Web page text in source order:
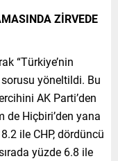
ZİRVEDE
“Türkiye’nin
yöneltildi. Bu
AK Parti’den
de Hiçbiri’den yana
ile CHP, dördüncü
yüzde 6.8 ile